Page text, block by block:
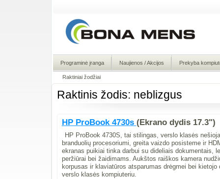
Programinė įranga Naujienos / Akcijos Prekyba
Raktiniai žodžiai
Raktinis žodis: neblizgus
HP ProBook 4730s (Ekrano dydis 17.3")
HP ProBook 4730S, tai stilingas, verslo klasės
branduolių procesoriumi, greita vaizdo posisteme ir
ekranas puikiai tinka darbui su dideliais dokumentais,
peržiūrai bei žaidimams. Aukštos raiškos kamera
korpusas ir klaviatūros atsparumas drėgmei bei
verslo klasės kompiuteriu.